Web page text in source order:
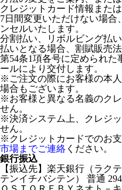
クレジットカード情報また
7日間変更いただけない場合
ンセルいたします。
分割払い、リボルビング払
払いとなる場合、割賦販売
第54条1項各号に定められた
ールにより交付します。
※ご注文の際にお客様の本
場合もございます。
※お客様と異なる名義のク
せん。
※決済システム上、クレジ
せん。
※クレジットカードでのお
市場までご連絡 ください。
銀行振込
【振込先】楽天銀行（ラク
テンイチバシテン） 普通